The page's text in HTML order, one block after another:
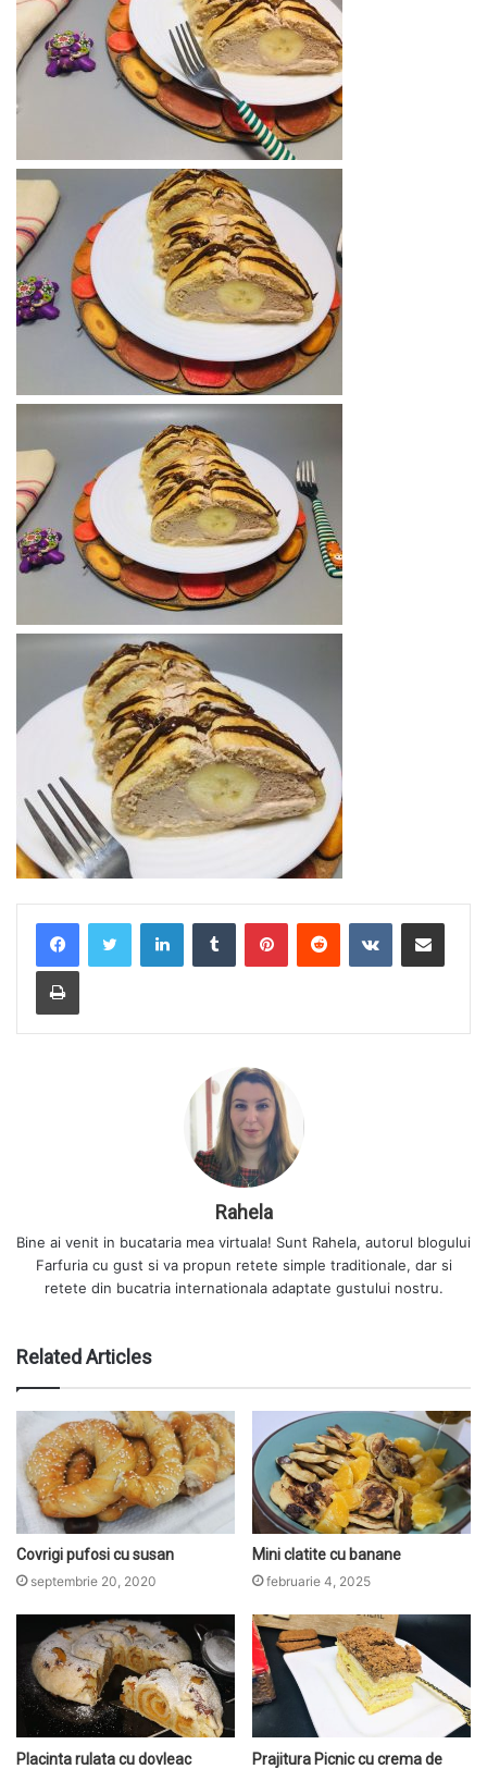
Rahela
Bine ai venit in bucataria mea virtuala! Sunt Rahela, autorul blogului
Farfuria cu gust si va propun retete simple traditionale, dar si
retete din bucatria internationala adaptate gustului nostru.
Related Articles
Covrigi pufosi cu susan
septembrie 20, 2020
Mini clatite cu banane
februarie 4, 2025
Placinta rulata cu dovleac
Prajitura Picnic cu crema de